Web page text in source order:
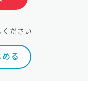
ださい
る